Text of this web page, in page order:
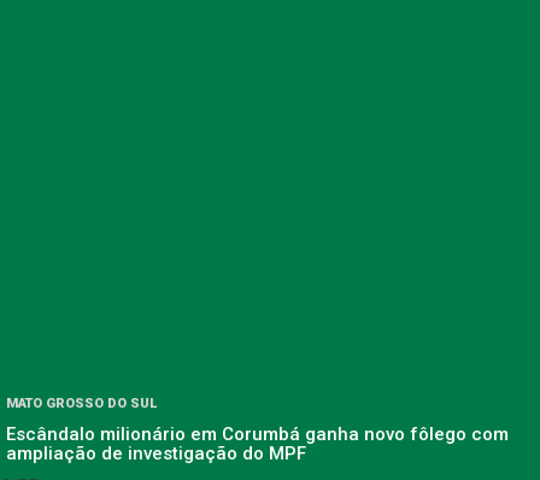
MATO GROSSO DO SUL
Escândalo milionário em Corumbá ganha novo fôlego com
ampliação de investigação do MPF